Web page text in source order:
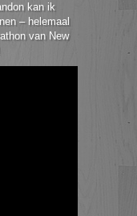
kan ik
– helemaal
van New